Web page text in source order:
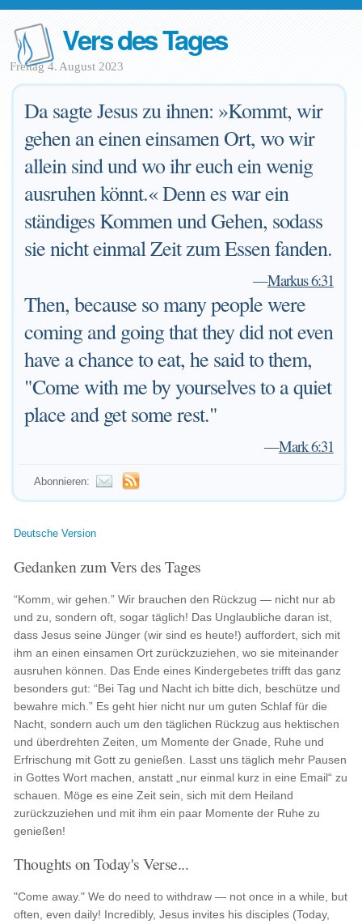
Vers des Tages
Freitag 4. August 2023
Da sagte Jesus zu ihnen: »Kommt, wir
gehen an einen einsamen Ort, wo wir
allein sind und wo ihr euch ein wenig
ausruhen könnt.« Denn es war ein
ständiges Kommen und Gehen, sodass
sie nicht einmal Zeit zum Essen fanden.
—Markus 6:31
Then, because so many people were
coming and going that they did not even
have a chance to eat, he said to them,
"Come with me by yourselves to a quiet
place and get some rest."
—Mark 6:31
Abonnieren:
Deutsche Version
Gedanken zum Vers des Tages
“Komm, wir gehen.” Wir brauchen den Rückzug — nicht nur ab
und zu, sondern oft, sogar täglich! Das Unglaubliche daran ist,
dass Jesus seine Jünger (wir sind es heute!) auffordert, sich mit
ihm an einen einsamen Ort zurückzuziehen, wo sie miteinander
ausruhen können. Das Ende eines Kindergebetes trifft das ganz
besonders gut: “Bei Tag und Nacht ich bitte dich, beschütze und
bewahre mich.” Es geht hier nicht nur um guten Schlaf für die
Nacht, sondern auch um den täglichen Rückzug aus hektischen
und überdrehten Zeiten, um Momente der Gnade, Ruhe und
Erfrischung mit Gott zu genießen. Lasst uns täglich mehr Pausen
in Gottes Wort machen, anstatt „nur einmal kurz in eine Email“ zu
schauen. Möge es eine Zeit sein, sich mit dem Heiland
zurückzuziehen und mit ihm ein paar Momente der Ruhe zu
genießen!
Thoughts on Today's Verse...
"Come away." We do need to withdraw — not once in a while, but
often, even daily! Incredibly, Jesus invites his disciples (Today,